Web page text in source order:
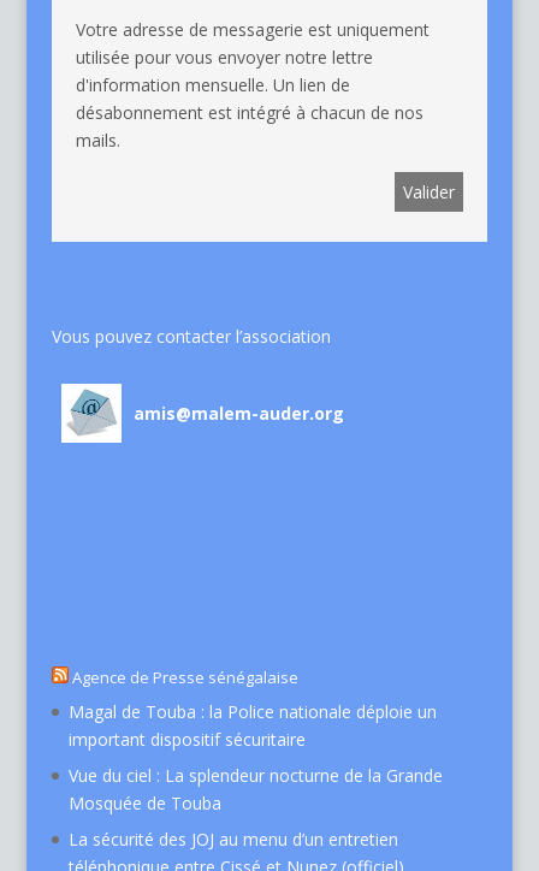
Votre adresse de messagerie est uniquement
utilisée pour vous envoyer notre lettre
d'information mensuelle. Un lien de
désabonnement est intégré à chacun de nos
mails.
Vous pouvez contacter l’association
amis@malem-auder.org
Agence de Presse sénégalaise
Magal de Touba : la Police nationale déploie un
important dispositif sécuritaire
Vue du ciel : La splendeur nocturne de la Grande
Mosquée de Touba
La sécurité des JOJ au menu d’un entretien